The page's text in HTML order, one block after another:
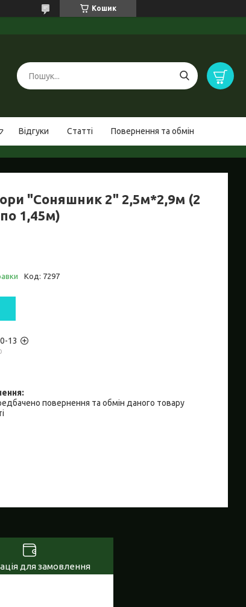
Кошик
Відгуки Статті Повернення та обмін
"Соняшник 2" 2,5м*2,9м (2
1,45м)
Код: 7297
13
повернення та обмін даного товару
для замовлення